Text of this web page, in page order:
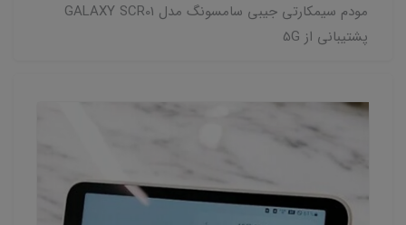
مودم سیمکارتی جیبی سامسونگ مدل GALAXY SCR01
پشتیبانی از 5G